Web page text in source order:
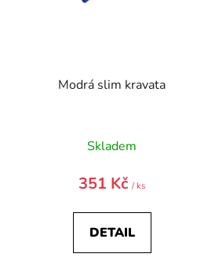
Modrá slim kravata
Skladem
351 Kč/ ks
DETAIL